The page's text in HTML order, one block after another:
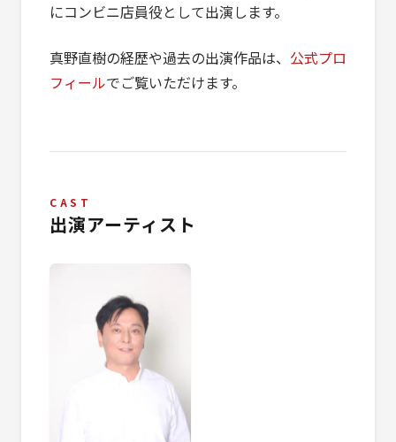
にコンビニ店員役として出演します。
真野直樹の経歴や過去の出演作品は、 公式プロ
フィールでご覧いただけます。
CAST
出演アーティスト